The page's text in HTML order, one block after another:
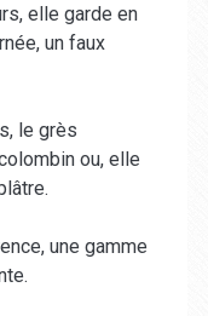
elle garde en
un faux
le grès
ou, elle
une gamme